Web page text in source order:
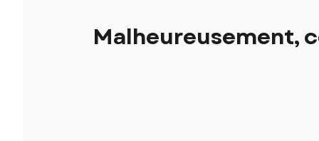
Malheureusement,